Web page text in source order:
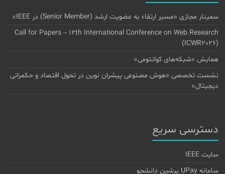
سمینار مجازی «مسیر ارتقاء به عضویت ارشد (Senior Member) در IEEE»
Call for Papers – 12th International Conference on Web Research
(ICWR2026)
همایش «شبکه‌های کوانتومی»
نشست تخصصی «هوش مصنوعی پیشران نوین در تحول اقتصاد و حکمرانی
دیجیتال»
دسترسی سریع
سایت IEEE
سامانه UPay پرشین دانشجو